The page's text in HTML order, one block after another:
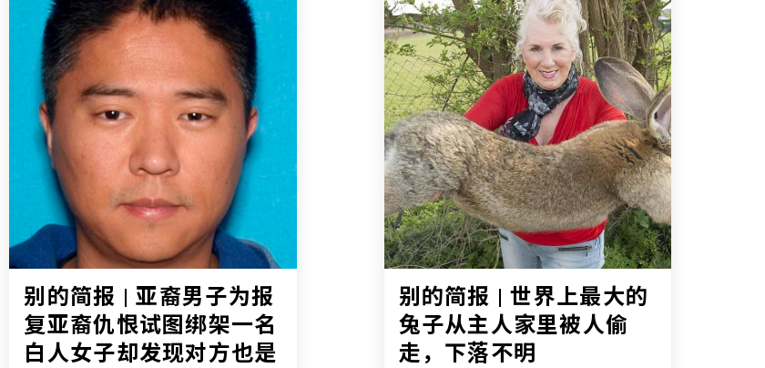
别的简报 | 亚裔男子为报
复亚裔仇恨试图绑架一名
白人女子却发现对方也是
别的简报 | 世界上最大的
兔子从主人家里被人偷
走，下落不明